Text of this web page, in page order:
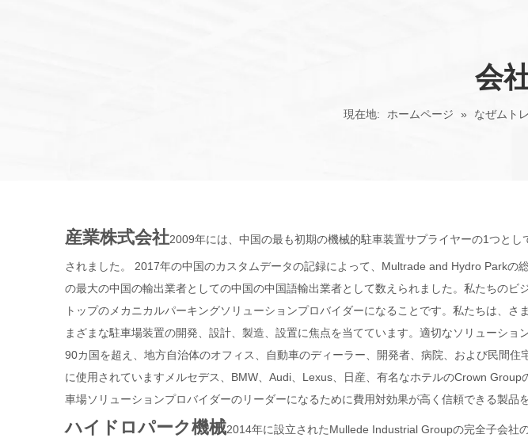
会
現在地: ホームページ » なぜムト
産業株式会社2009年には、中国の最も初期の機械的駐車装置サプライヤーの1つと
されました。 2017年の中国のカスタムデータの記録によって、Multrade and Hydro Park
の最大の中国の輸出業者としての中国の中国語輸出業者として数えられました。私たちの
トップのメカニカルパーキングソリューションプロバイダーになることです。私たちは、
まざまな駐車場装置の開発、設計、製造、設置に焦点を当てています。適切なソリューシ
90カ国を超え、地方自治体のオフィス、自動車のディーラー、開発者、病院、および民間
に使用されていますメルセデス、BMW、Audi、Lexus、日産、有名なホテルのCrown
車場ソリューションプロバイダーのリーダーになるために費用対効果が高く信頼できる製
ハイドロパーク機械2014年に設立されたMullede Industrial Groupの完全子会社